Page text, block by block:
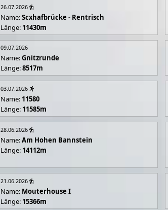
26.07.2026
Name:Scxhafbrücke - Rentrisch
Länge: 11430m
09.07.2026
Name:Gnitzrunde
Länge:8517m
03.07.2026
Name: 11580
Länge: 11585m
28.06.2026
Name:Am Hohen Bannstein
Länge: 14112m
21.06.2026
Name: Mouterhouse I
Länge: 15366m